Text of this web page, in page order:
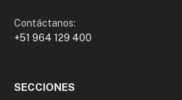
Contáctanos:
+51 964 129 400
SECCIONES